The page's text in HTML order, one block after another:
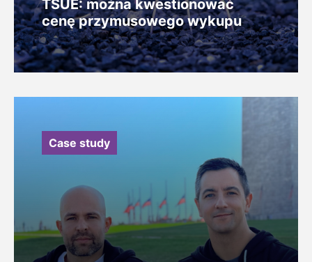
TSUE: można kwestionować
cenę przymusowego wykupu
Case study